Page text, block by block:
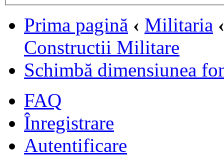
Prima pagină ‹ Militaria ‹
Constructii Militare
Schimbă dimensiunea
FAQ
Înregistrare
Autentificare